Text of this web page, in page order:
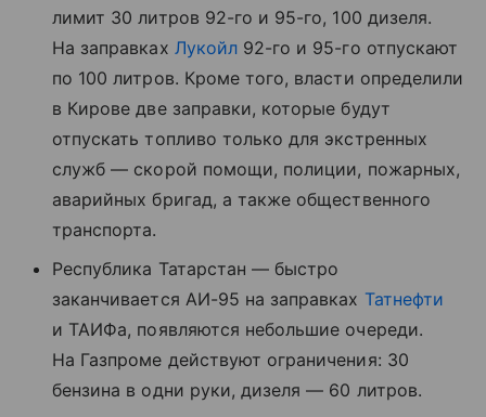
лимит 30 литров 92-го и 95-го, 100 дизеля.
На заправках Лукойл92-го и 95-го отпускают
по 100 литров. Кроме того, власти определили
в Кирове две заправки, которые будут
отпускать топливо только для экстренных
служб — скорой помощи, полиции, пожарных,
аварийных бригад, а также общественного
транспорта.
Республика Татарстан — быстро
заканчивается АИ-95 на заправках Татнефти
и ТАИФа, появляются небольшие очереди.
На Газпроме действуют ограничения: 30
бензина в одни руки, дизеля — 60 литров.